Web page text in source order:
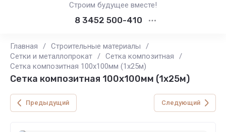
Строим будущее вместе!
8 3452 500-410
Главная / Строительные материалы
/
Сетки и металлопрокат / Сетка композитная
/
Сетка композитная 100х100мм (1х25м)
Сетка композитная 100х100мм (1х25м)
Предыдущий Следующий